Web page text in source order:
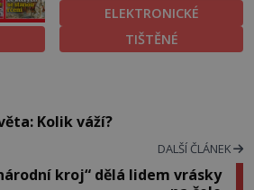
ELEKTRONICKÉ
TIŠTĚNÉ
Kolik váží?
DALŠÍ ČLÁNEK
kroj“ dělá lidem vrásky